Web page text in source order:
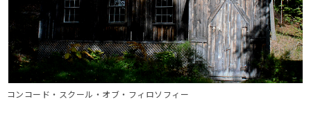
コンコード・スクール・オブ・フィロソフィー